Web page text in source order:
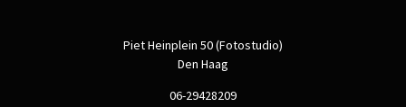
Piet Heinplein 50 (Fotostudio)
Den Haag
06-29428209